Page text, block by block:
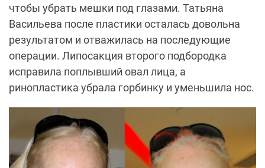
чтобы убрать мешки под глазами. Татьяна
Васильева после пластики осталась довольна
результатом и отважилась на последующие
операции. Липосакция второго подбородка
исправила поплывший овал лица, а
ринопластика убрала горбинку и уменьшила нос.